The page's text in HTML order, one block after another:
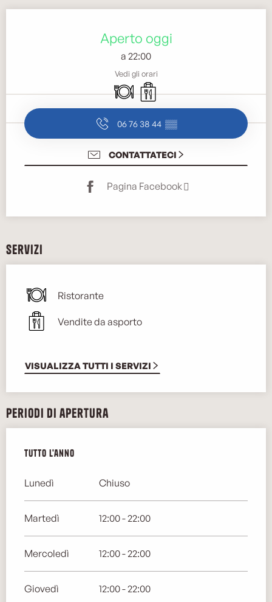
Aperto oggi
a 22:00
Vedi gli orari
RistoranteVendite da asporto
06 76 38 44 ▒▒
CONTATTATECI
Pagina Facebook
Servizi
Ristorante
Vendite da asporto
VISUALIZZA TUTTI I SERVIZI
Periodi di apertura
Tutto l'anno
Tutto l'anno
Lunedì Chiuso
Martedì 12:00 - 22:00
Mercoledì 12:00 - 22:00
Giovedì 12:00 - 22:00